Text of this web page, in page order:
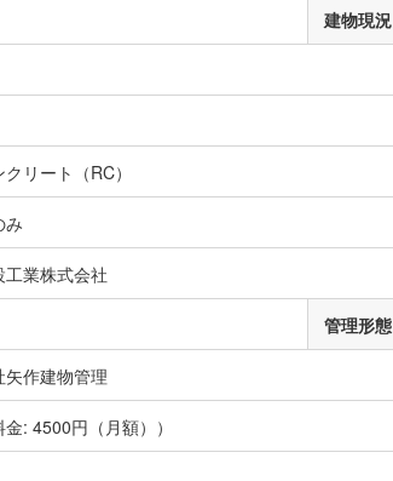
建物現況
リート（RC）
み
工業株式会社
管理形態
矢作建物管理
: 4500円（月額））